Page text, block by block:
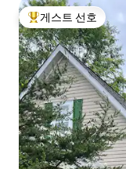
상위 게스트 선호
게스트 선호